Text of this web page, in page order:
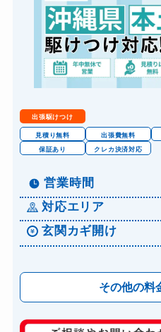
出張駆けつけ
見積り無料 出張費無料
保証あり
クレカ決済対応
営業時間
対応エリア
玄関カギ開け
その他の料